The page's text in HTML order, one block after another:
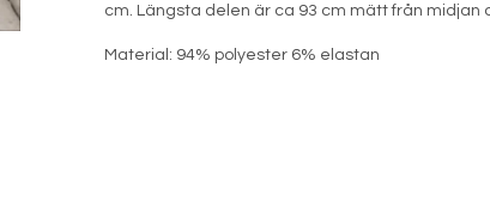
cm. Längsta delen är ca 93 cm mätt från midjan
Material: 94% polyester 6% elastan